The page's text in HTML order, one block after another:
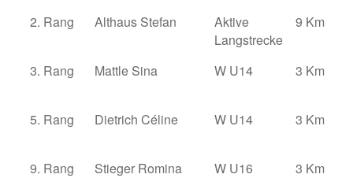
2. Rang Althaus Stefan
Aktive
Langstrecke
9 Km
3. Rang Mattle Sina W U14 3 Km
5. Rang Dietrich Céline W U14 3 Km
9. Rang Stieger Romina W U16 3 Km